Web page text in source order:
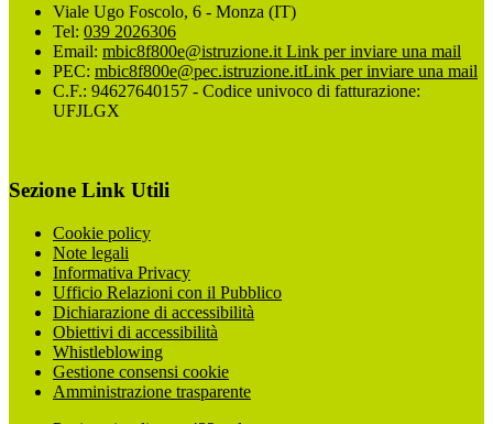
Viale Ugo Foscolo, 6 - Monza (IT)
Tel: 039 2026306
Email: mbic8f800e@istruzione.it Link per inviare una mail
PEC: mbic8f800e@pec.istruzione.itLink per inviare una mail
C.F.: 94627640157 - Codice univoco di fatturazione:
UFJLGX
Sezione Link Utili
Cookie policy
Note legali
Informativa Privacy
Ufficio Relazioni con il Pubblico
Dichiarazione di accessibilità
Obiettivi di accessibilità
Whistleblowing
Gestione consensi cookie
Amministrazione trasparente